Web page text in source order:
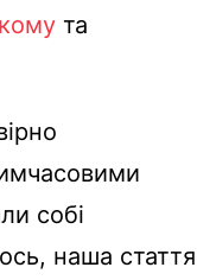
та
собі
наша стаття